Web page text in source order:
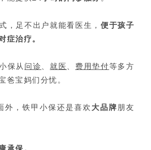
，足不出户就能看医生， 便于孩子
症治疗。
保从 问诊 就医 费用垫付等多方
爸宝妈们分忧。
外，铁甲小保还是喜欢 大品牌 朋友
承保。